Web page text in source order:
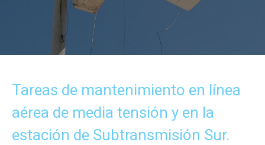
Tareas de mantenimiento en línea
aérea de media tensión y en la
estación de Subtransmisión Sur.